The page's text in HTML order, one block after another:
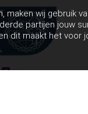
maken wij gebruik
partijen jouw
dit maakt het voor